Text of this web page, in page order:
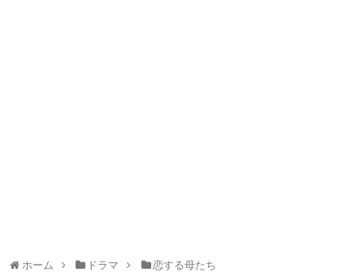
ホーム ドラマ 恋する母たち